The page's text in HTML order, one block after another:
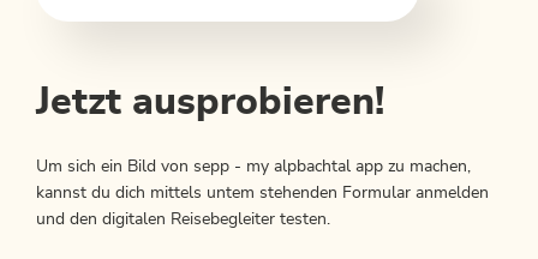
Jetzt ausprobieren!
Um sich ein Bild von sepp - my alpbachtal app zu machen,
kannst du dich mittels untem stehenden Formular anmelden
und den digitalen Reisebegleiter testen.